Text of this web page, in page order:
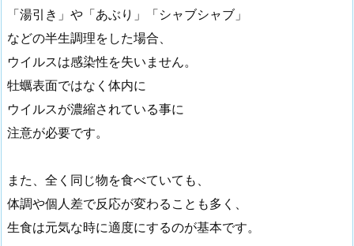
「湯引き」や「あぶり」「シャブシャブ」
などの半生調理をした場合、
ウイルスは感染性を失いません。
牡蠣表面ではなく体内に
ウイルスが濃縮されている事に
注意が必要です。
また、全く同じ物を食べていても、
体調や個人差で反応が変わることも多く、
生食は元気な時に適度にするのが基本です。